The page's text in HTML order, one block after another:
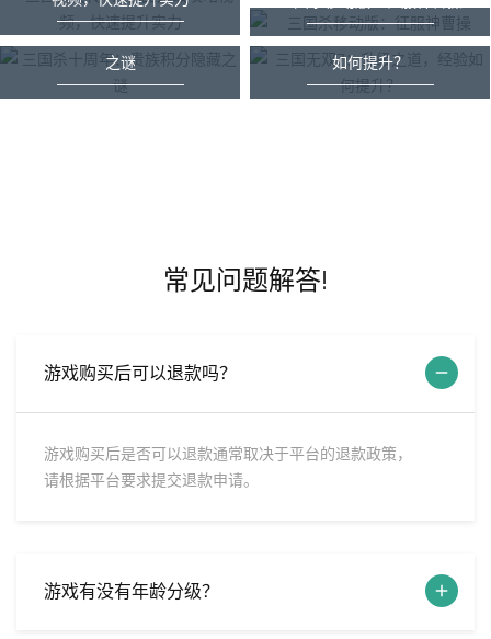
2026-04-11 14:36:51
2026-04-10 15:29:44 2026-04-07 15:37:25
三国杀十周年：贵族积分隐藏
之谜
三国无双7：升级之道，经验
如何提升？
常见问题解答!
游戏购买后可以退款吗？
游戏购买后是否可以退款通常取决于平台的退款政策，
请根据平台要求提交退款申请。
游戏有没有年龄分级？